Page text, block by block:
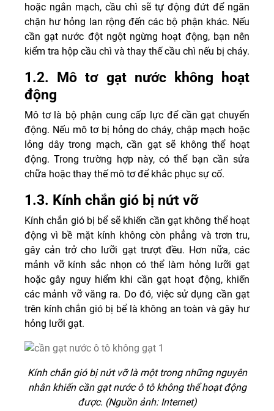
hoặc ngắn mạch, cầu chì sẽ tự động đứt để ngăn
chặn hư hỏng lan rộng đến các bộ phận khác. Nếu
cần gạt nước đột ngột ngừng hoạt động, bạn nên
kiểm tra hộp cầu chì và thay thế cầu chì nếu bị cháy.
1.2. Mô tơ gạt nước không hoạt
động
Mô tơ là bộ phận cung cấp lực để cần gạt chuyển
động. Nếu mô tơ bị hỏng do cháy, chập mạch hoặc
lỏng dây trong mạch, cần gạt sẽ không thể hoạt
động. Trong trường hợp này, có thể bạn cần sửa
chữa hoặc thay thế mô tơ để khắc phục sự cố.
1.3. Kính chắn gió bị nứt vỡ
Kính chắn gió bị bể sẽ khiến cần gạt không thể hoạt
động vì bề mặt kính không còn phẳng và trơn tru,
gây cản trở cho lưỡi gạt trượt đều. Hơn nữa, các
mảnh vỡ kính sắc nhọn có thể làm hỏng lưỡi gạt
hoặc gây nguy hiểm khi cần gạt hoạt động, khiến
các mảnh vỡ văng ra. Do đó, việc sử dụng cần gạt
trên kính chắn gió bị bể là không an toàn và gây hư
hỏng lưỡi gạt.
Kính chắn gió bị nứt vỡ là một trong những nguyên
nhân khiến cần gạt nước ô tô không thể hoạt động
được. (Nguồn ảnh: Internet)